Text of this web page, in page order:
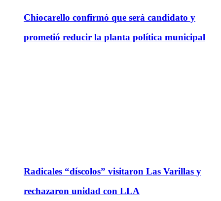
Chiocarello confirmó que será candidato y
prometió reducir la planta política municipal
Radicales “díscolos” visitaron Las Varillas y
rechazaron unidad con LLA